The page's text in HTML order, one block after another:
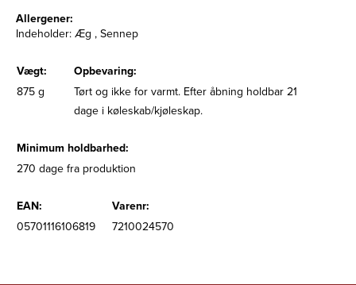
Allergener:
Indeholder: Æg , Sennep
Vægt:
Opbevaring:
875 g
Tørt og ikke for varmt. Efter åbning holdbar 21
dage i køleskab/kjøleskap.
Minimum holdbarhed:
270 dage fra produktion
EAN:
Varenr:
05701116106819
7210024570